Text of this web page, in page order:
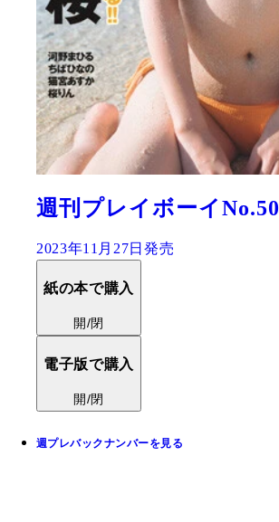
週刊プレイボーイNo.50
2023年11月27日発売
紙の本で購入
開/閉
電子版で購入
開/閉
週プレバックナンバーを見る